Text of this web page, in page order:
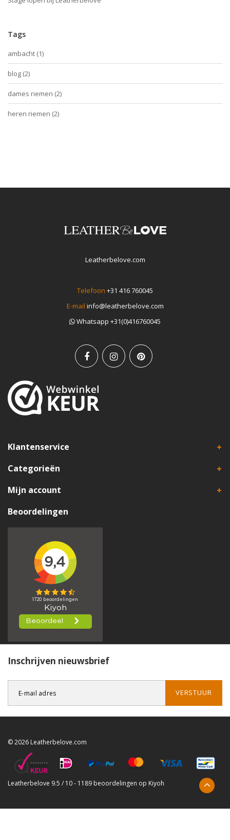
Tags
ambacht (1)
blog (2)
dames riemen (2)
heren riemen (2)
Leatherbelove.com
Telefoon +31 416 760045
E-mail info@leatherbelove.com
Whatsapp +31(0)416760045
Klantenservice
Categorieën
Mijn account
Beoordelingen
Inschrijven nieuwsbrief
VERSTUUR
© 2026 Leatherbelove.com
Leatherbelove 9.5 / 10- 1189 beoordelingen op Kiyoh